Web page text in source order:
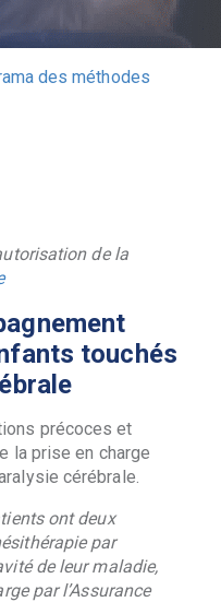
des méthodes
de la
touchés
précoces et
la prise en charge
cérébrale.
ont deux
par
de leur maladie,
par l’Assurance